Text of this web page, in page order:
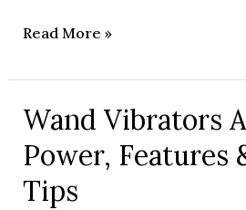
Read More »
Wand Vibrators
Power, Features
Tips
Wand
Vibrators
Algeria:
Power,